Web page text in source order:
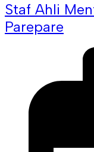
Staf Ahli
Parepare